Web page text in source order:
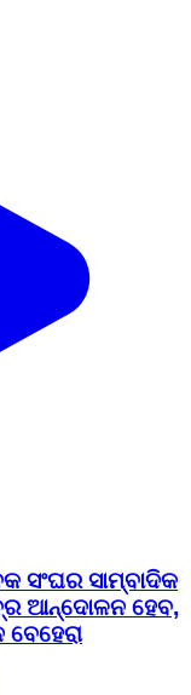
ସାମ୍ବାଦିକ
ଆନ୍ଦୋଳନ ହେବ,